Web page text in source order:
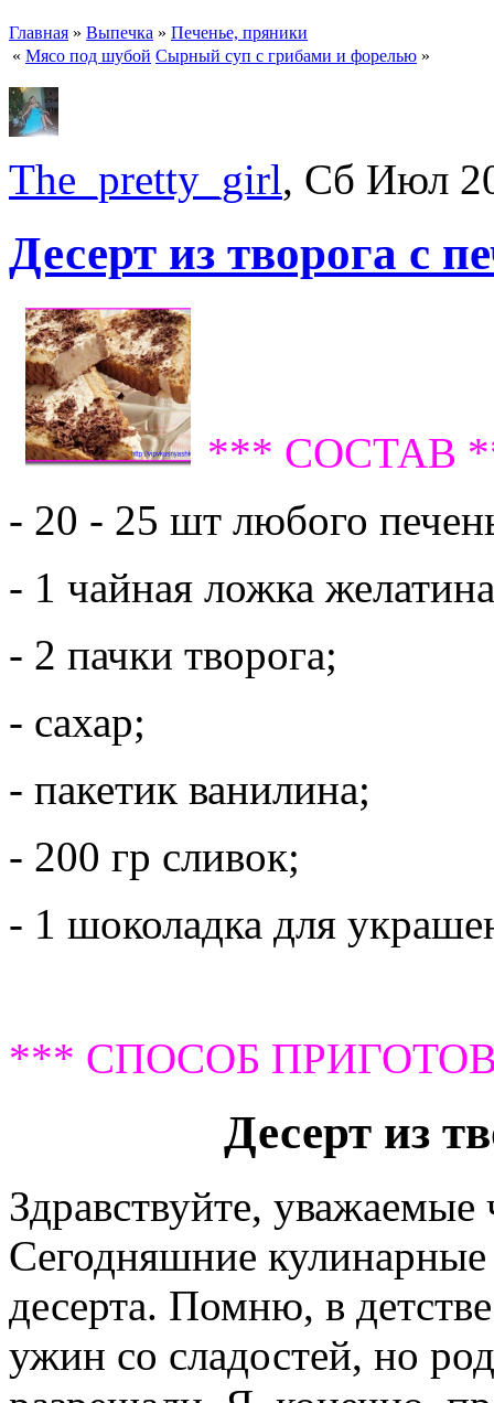
Главная » Выпечка » Печенье, пряники
« Мясо под шубой Сырный суп с грибами и форелью »
The_pretty_girl, Сб Июл
Десерт из творога с
*** СОСТАВ
- 20 - 25 шт любого
- 1 чайная ложка
- 2 пачки творога;
- сахар;
- пакетик ванилина;
- 200 гр сливок;
- 1 шоколадка для
*** СПОСОБ
Десерт из
Здравствуйте, уважаемые
Сегодняшние
десерта. Помню, в
ужин со сладостей, но